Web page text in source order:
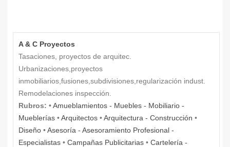
A & C Proyectos
Tasaciones, proyectos de arquitec.
Urbanizaciones,proyectos
inmobiliarios,fusiones,subdivisiones,regularización indust.
Remodelaciones inspección.
Rubros: •Amueblamientos - Muebles - Mobiliario -
Mueblerías •Arquitectos •Arquitectura - Construcción •
Diseño •Asesoría - Asesoramiento Profesional -
Especialistas • Campañas Publicitarias • Cartelería -